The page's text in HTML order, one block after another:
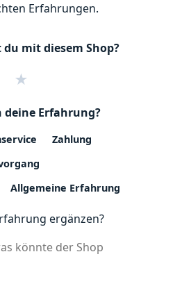
Erfahrungen.
mit diesem Shop?
★
deine Erfahrung?
Zahlung
Allgemeine Erfahrung
ergänzen?